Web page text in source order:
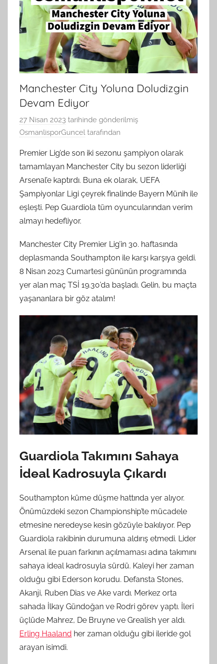
Manchester City Yoluna Doludizgin
Devam Ediyor
27 Nisan 2023 tarihinde gönderilmiş
OsmanlisporGuncel tarafından
Premier Lig’de son iki sezonu şampiyon olarak
tamamlayan Manchester City bu sezon liderliği
Arsenal’e kaptırdı. Buna ek olarak, UEFA
Şampiyonlar Ligi çeyrek finalinde Bayern Münih ile
eşleşti. Pep Guardiola tüm oyuncularından verim
almayı hedefliyor.
Manchester City Premier Lig’in 30. haftasında
deplasmanda Southampton ile karşı karşıya geldi.
8 Nisan 2023 Cumartesi gününün programında
yer alan maç TSİ 19.30’da başladı. Gelin, bu maçta
yaşananlara bir göz atalım!
Guardiola Takımını Sahaya
İdeal Kadrosuyla Çıkardı
Southampton küme düşme hattında yer alıyor.
Önümüzdeki sezon Championship’te mücadele
etmesine neredeyse kesin gözüyle bakılıyor. Pep
Guardiola rakibinin durumuna aldırış etmedi. Lider
Arsenal ile puan farkının açılmaması adına takımını
sahaya ideal kadrosuyla sürdü. Kaleyi her zaman
olduğu gibi Ederson korudu. Defansta Stones,
Akanji, Ruben Dias ve Ake vardı. Merkez orta
sahada İlkay Gündoğan ve Rodri görev yaptı. İleri
üçlüde Mahrez, De Bruyne ve Grealish yer aldı.
Erling Haaland her zaman olduğu gibi ileride gol
arayan isimdi.